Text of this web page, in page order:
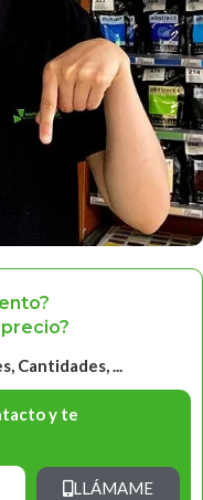
Cantidades, ...
y te
LLÁMAME